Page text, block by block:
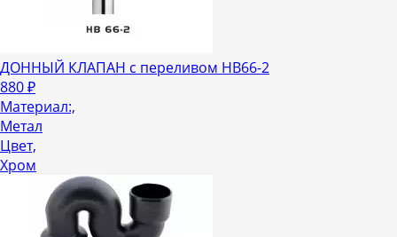
ДОННЫЙ КЛАПАН c переливом HB66-2
880₽
Материал:,
Метал
Цвет,
Хром